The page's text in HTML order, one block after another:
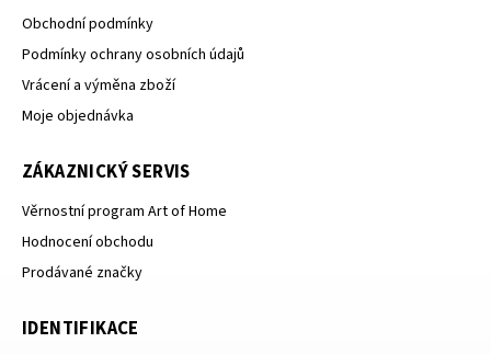
Obchodní podmínky
Podmínky ochrany osobních údajů
Vrácení a výměna zboží
Moje objednávka
ZÁKAZNICKÝ SERVIS
Věrnostní program Art of Home
Hodnocení obchodu
Prodávané značky
IDENTIFIKACE